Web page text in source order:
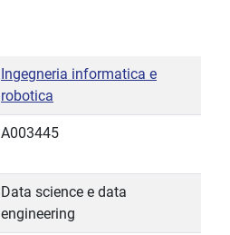
Ingegneria informatica e
robotica
A003445
Data science e data
engineering